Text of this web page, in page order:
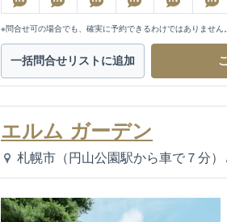
※問合せ可の場合でも、確実に予約できるわけではありません。
一括問合せリストに追加
エルム ガーデン
札幌市（円山公園駅から車で７分）